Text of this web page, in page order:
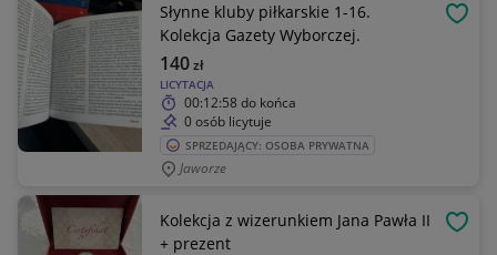
Słynne kluby piłkarskie 1-16.
Kolekcja Gazety Wyborczej.
LICYTACJA
140zł
00:12:58 do końca
0 osób licytuje
SPRZEDAJĄCY: OSOBA PRYWATNA
Jaworze
Kolekcja z wizerunkiem Jana Pawła II
+ prezent